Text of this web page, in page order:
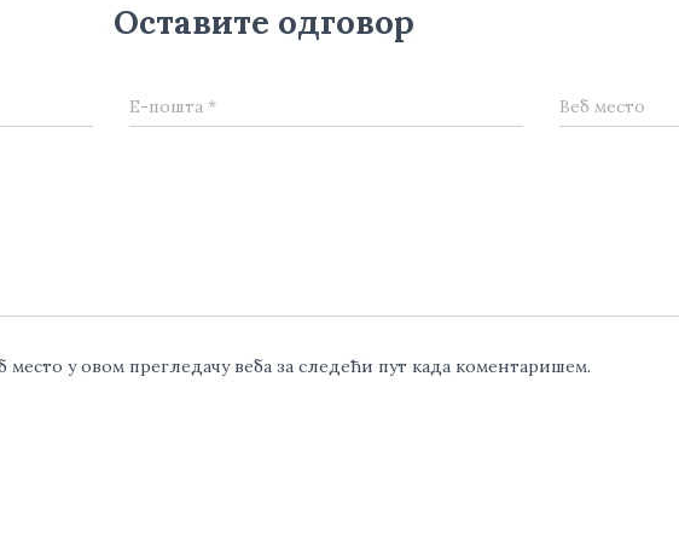
Оставите одговор
Е-пошта * Веб место
место у овом прегледачу веба за следећи пут када коментаришем.